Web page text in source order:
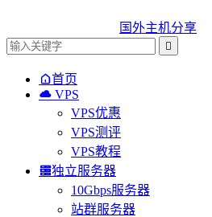
国外主机分享

首页
 VPS
VPS优惠
VPS测评
VPS教程
独立服务器
10Gbps服务器
站群服务器